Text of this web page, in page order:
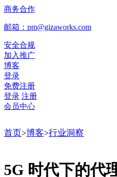
商务合作
邮箱：pm@gizaworks.com
安全合规
加入推广
博客
登录
免费注册
登录 注册
会员中心
首页>博客>行业洞察
5G 时代下的代